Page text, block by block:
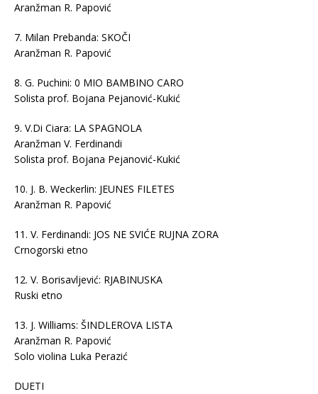
Aranžman R. Papović
7. Milan Prebanda: SKOČI
Aranžman R. Papović
8. G. Puchini: 0 MIO BAMBINO CARO
Solista prof. Bojana Pejanović-Kukić
9. V.Di Ciara: LA SPAGNOLA
Aranžman V. Ferdinandi
Solista prof. Bojana Pejanović-Kukić
10. J. B. Weckerlin: JEUNES FILETES
Aranžman R. Papović
11. V. Ferdinandi: JOS NE SVIĆE RUJNA ZORA
Crnogorski etno
12. V. Borisavljević: RJABINUSKA
Ruski etno
13. J. Williams: ŠINDLEROVA LISTA
Aranžman R. Papović
Solo violina Luka Perazić
DUETI